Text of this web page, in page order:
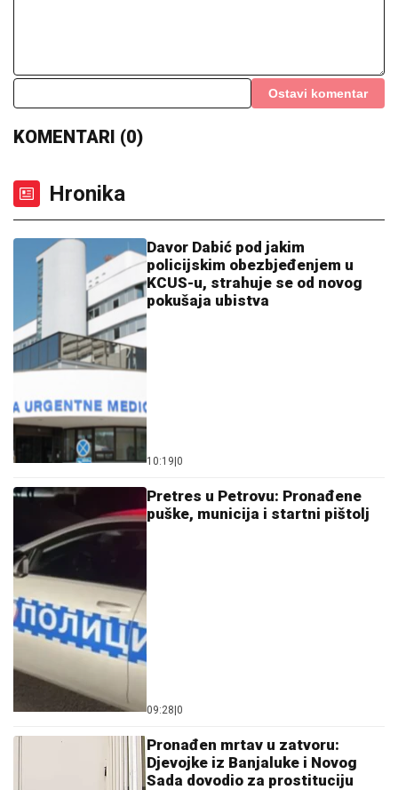
Ostavi komentar
KOMENTARI (0)
Hronika
Davor Dabić pod jakim
policijskim obezbjeđenjem u
KCUS-u, strahuje se od novog
pokušaja ubistva
10:19 0
Pretres u Petrovu: Pronađene
puške, municija i startni pištolj
09:28 0
Pronađen mrtav u zatvoru:
Djevojke iz Banjaluke i Novog
Sada dovodio za prostituciju